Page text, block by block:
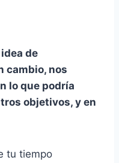
de
cambio, nos
lo que podría
objetivos, y en
tu tiempo